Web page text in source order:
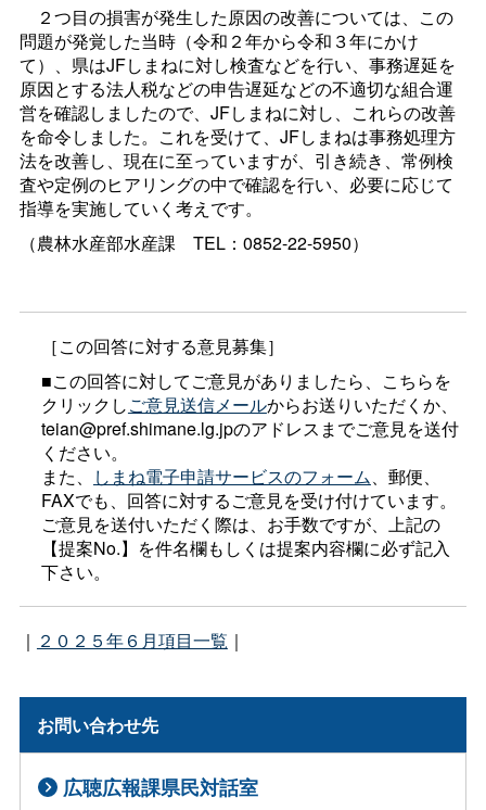
２つ目の損害が発生した原因の改善については、この
問題が発覚した当時（令和２年から令和３年にかけ
て）、県はJFしまねに対し検査などを行い、事務遅延を
原因とする法人税などの申告遅延などの不適切な組合運
営を確認しましたので、JFしまねに対し、これらの改善
を命令しました。これを受けて、JFしまねは事務処理方
法を改善し、現在に至っていますが、引き続き、常例検
査や定例のヒアリングの中で確認を行い、必要に応じて
指導を実施していく考えです。
（農林水産部水産課 TEL：0852-22-5950）
［この回答に対する意見募集］
■この回答に対してご意見がありましたら、こちらを
クリックしご意見送信メールからお送りいただくか、
teian@pref.shimane.lg.jpのアドレスまでご意見を送付
ください。
また、
しまね電子申請サービスのフォーム、郵便、
FAXでも、回答に対するご意見を受け付けています。
ご意見を送付いただく際は、お手数ですが、上記の
【提案No.】を件名欄もしくは提案内容欄に必ず記入
下さい。
｜ ２０２５年６月項目一覧 ｜
お問い合わせ先
広聴広報課県民対話室